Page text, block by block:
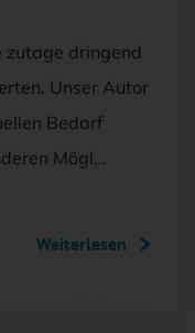
zutage dringend
Unser Autor
Bedarf
Mögl…
Weiterlesen